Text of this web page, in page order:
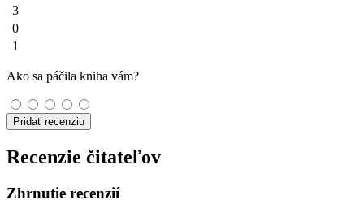
3
0
1
Ako sa páčila kniha vám?
Pridať recenziu
Recenzie čitateľov
Zhrnutie recenzií